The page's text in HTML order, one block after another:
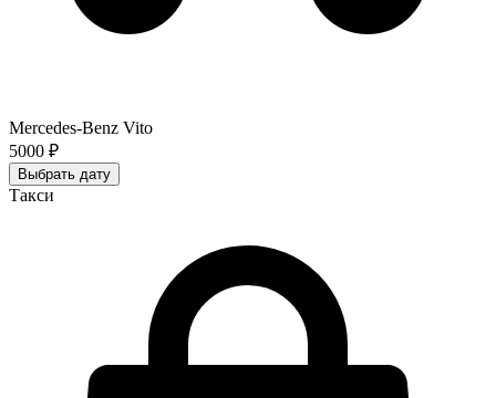
Mercedes-Benz Vito
5000 ₽
Выбрать дату
Такси